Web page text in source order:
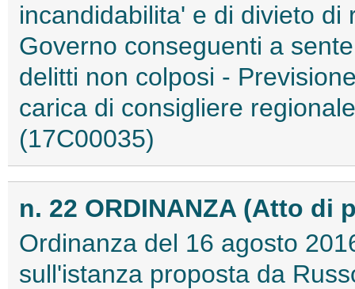
incandidabilita' e di divieto
Governo conseguenti a
delitti non colposi -
carica di consigliere
(17C00035)
n. 22 ORDINANZA (Atto di
Ordinanza del 16 agosto
sull'istanza proposta da